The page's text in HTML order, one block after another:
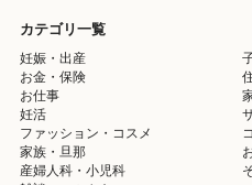
カテゴリ一覧
妊娠・出産
お金・保険
お仕事
妊活
ファッション・コスメ
家族・旦那
産婦人科・小児科